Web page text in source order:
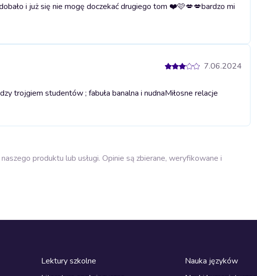
i już się nie mogę doczekać drugiego tom ❤️🩷💋💋bardzo mi
7.06.2024
trojgiem studentów ; fabuła banalna i nudnaMiłosne relacje
produktu lub usługi. Opinie są zbierane, weryfikowane i
Lektury szkolne
Nauka języków